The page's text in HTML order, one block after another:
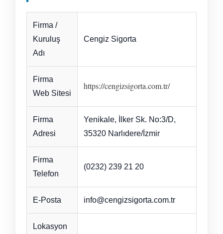
Firma /
Kuruluş
Adı
Cengiz Sigorta
Firma
Web Sitesi
https://cengizsigorta.com.tr/
Firma
Adresi
Yenikale, İlker Sk. No:3/D,
35320 Narlıdere/İzmir
Firma
Telefon
(0232) 239 21 20
E-Posta info@cengizsigorta.com.tr
Lokasyon